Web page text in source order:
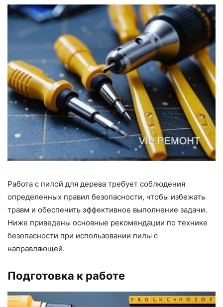
Работа с пилой для дерева требует соблюдения
определенных правил безопасности, чтобы избежать
травм и обеспечить эффективное выполнение задачи.
Ниже приведены основные рекомендации по технике
безопасности при использовании пилы с
направляющей.
Подготовка к работе